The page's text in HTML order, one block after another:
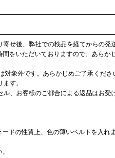
せ後、弊社での検品を経てからの発
をいただいておりますので、あらか
象外です。あらかじめご了承くださ
す。
、お客様のご都合による返品はお受
ドの性質上、色の薄いベルトを入れ